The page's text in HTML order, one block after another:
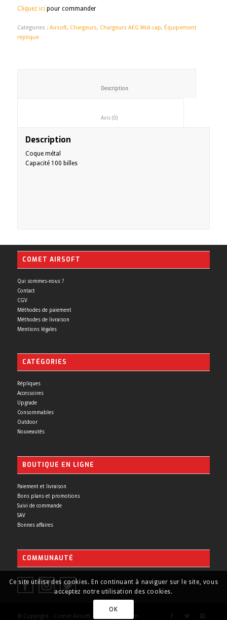
Cliquez ici pour commander
Catégories : Airsoft, Chargeurs, Chargeurs AEG Mid-cap, Équipement
réplique
						Description
						Avis (0)
Description
Coque métal
Capacité 100 billes
COMET AIRSOFT
Qui sommes-nous ?
Contact
CGV
Méthodes de paiement
Méthodes de livraison
Mentions légales
CATÉGORIES
Répliques
Accessoires
Upgrade
Consommables
Outdoor
Nouveautés
BOUTIQUE EN LIGNE
Paiement et livraison
Bons plans et promotions
Suivi de commande
SAV
Bonnes affaires
COMMUNAUTÉ
© Copyright - Comet Airsoft - Made by Yurcom
Ce site utilise des cookies. En continuant à naviguer sur le site, vous
acceptez notre utilisation des cookies.
OK